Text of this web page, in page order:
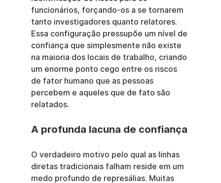
funcionários, forçando-os a se tornarem
tanto investigadores quanto relatores.
Essa configuração pressupõe um nível de
confiança que simplesmente não existe
na maioria dos locais de trabalho, criando
um enorme ponto cego entre os riscos
de fator humano que as pessoas
percebem e aqueles que de fato são
relatados.
A profunda lacuna de confiança
O verdadeiro motivo pelo qual as linhas
diretas tradicionais falham reside em um
medo profundo de represálias. Muitas